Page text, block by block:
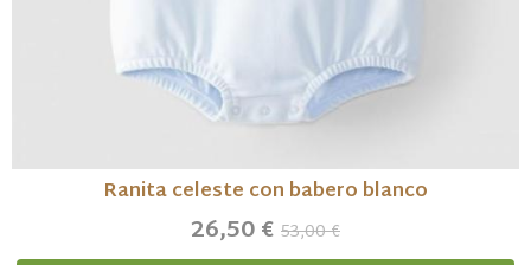
Ranita celeste con babero blanco
26,50 € 53,00 €